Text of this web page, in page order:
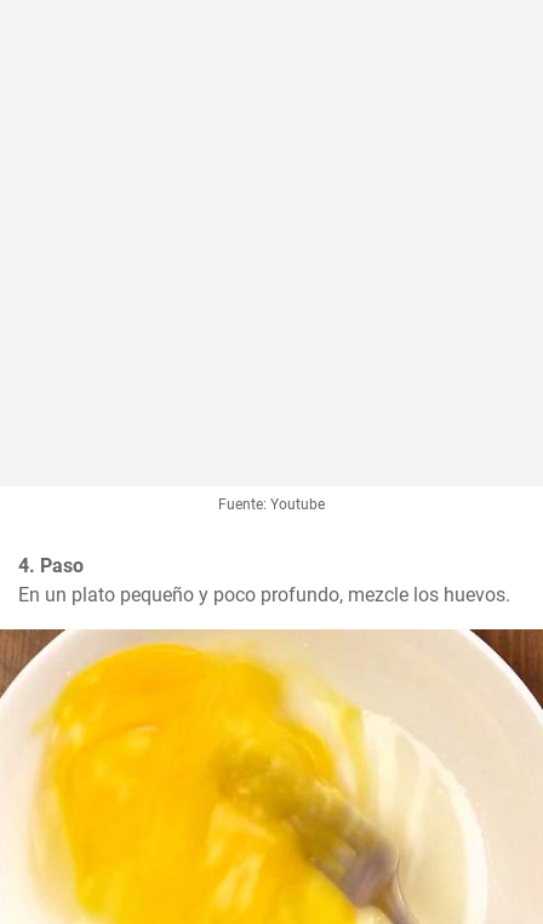
Fuente: Youtube
4. Paso
En un plato pequeño y poco profundo, mezcle los huevos.